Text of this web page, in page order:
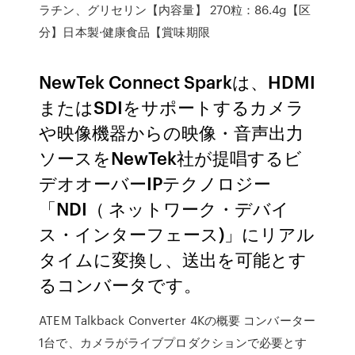
ラチン、グリセリン【内容量】 270粒：86.4g【区
分】日本製·健康食品【賞味期限
NewTek Connect Sparkは、HDMI
またはSDIをサポートするカメラ
や映像機器からの映像・音声出力
ソースをNewTek社が提唱するビ
デオオーバーIPテクノロジー
「NDI（ ネットワーク・デバイ
ス・インターフェース)」にリアル
タイムに変換し、送出を可能とす
るコンバータです。
ATEM Talkback Converter 4Kの概要 コンバーター
1台で、カメラがライブプロダクションで必要とす